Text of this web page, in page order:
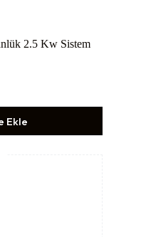
2.5 Kw Sistem
Ekle